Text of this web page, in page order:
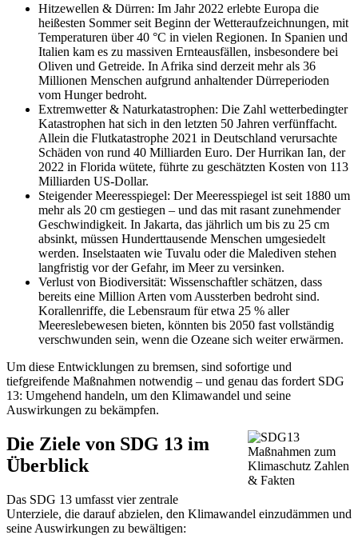
Hitzewellen & Dürren: Im Jahr 2022 erlebte Europa die
heißesten Sommer seit Beginn der Wetteraufzeichnungen, mit
Temperaturen über 40 °C in vielen Regionen. In Spanien und
Italien kam es zu massiven Ernteausfällen, insbesondere bei
Oliven und Getreide. In Afrika sind derzeit mehr als 36
Millionen Menschen aufgrund anhaltender Dürreperioden
vom Hunger bedroht.
Extremwetter & Naturkatastrophen: Die Zahl wetterbedingter
Katastrophen hat sich in den letzten 50 Jahren verfünffacht.
Allein die Flutkatastrophe 2021 in Deutschland verursachte
Schäden von rund 40 Milliarden Euro. Der Hurrikan Ian, der
2022 in Florida wütete, führte zu geschätzten Kosten von 113
Milliarden US-Dollar.
Steigender Meeresspiegel: Der Meeresspiegel ist seit 1880 um
mehr als 20 cm gestiegen – und das mit rasant zunehmender
Geschwindigkeit. In Jakarta, das jährlich um bis zu 25 cm
absinkt, müssen Hunderttausende Menschen umgesiedelt
werden. Inselstaaten wie Tuvalu oder die Malediven stehen
langfristig vor der Gefahr, im Meer zu versinken.
Verlust von Biodiversität: Wissenschaftler schätzen, dass
bereits eine Million Arten vom Aussterben bedroht sind.
Korallenriffe, die Lebensraum für etwa 25 % aller
Meereslebewesen bieten, könnten bis 2050 fast vollständig
verschwunden sein, wenn die Ozeane sich weiter erwärmen.
Um diese Entwicklungen zu bremsen, sind sofortige und
tiefgreifende Maßnahmen notwendig – und genau das fordert SDG
13: Umgehend handeln, um den Klimawandel und seine
Auswirkungen zu bekämpfen.
Die Ziele von SDG 13 im
Überblick
Das SDG 13 umfasst vier zentrale
Unterziele, die darauf abzielen, den Klimawandel einzudämmen und
seine Auswirkungen zu bewältigen: